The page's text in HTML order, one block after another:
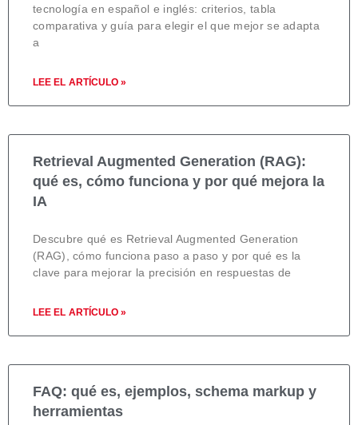
tecnología en español e inglés: criterios, tabla
comparativa y guía para elegir el que mejor se adapta
a
LEE EL ARTÍCULO »
Retrieval Augmented Generation (RAG):
qué es, cómo funciona y por qué mejora la
IA
Descubre qué es Retrieval Augmented Generation
(RAG), cómo funciona paso a paso y por qué es la
clave para mejorar la precisión en respuestas de
LEE EL ARTÍCULO »
FAQ: qué es, ejemplos, schema markup y
herramientas